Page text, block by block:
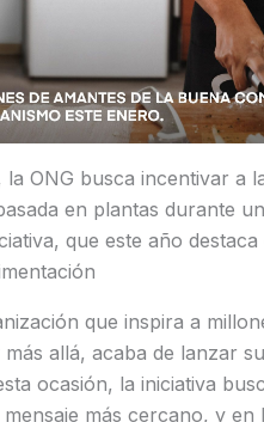
la ONG busca incentivar a
en plantas durante
que este año
que inspira a
allá, acaba de lanzar
ocasión, la iniciativa
más cercano, y